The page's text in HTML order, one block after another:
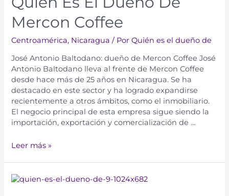
Mercon Coffee
Centroamérica, Nicaragua / PorQuién es el dueño de
José Antonio Baltodano: dueño de Mercon Coffee José
Antonio Baltodano lleva al frente de Mercon Coffee
desde hace más de 25 años en Nicaragua. Se ha
destacado en este sector y ha logrado expandirse
recientemente a otros ámbitos, como el inmobiliario.
El negocio principal de esta empresa sigue siendo la
importación, exportación y comercialización de …
Leer más »